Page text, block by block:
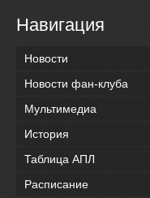
Навигация
Новости
Новости фан-клуба
Мультимедиа
История
Таблица АПЛ
Расписание